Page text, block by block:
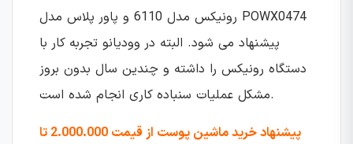
رونیکس مدل 6110 و پاور پلاس مدل POWX0474
پیشنهاد می شود. البته در وودیانو تجربه کار با
دستگاه رونیکس را داشته و چندین سال بدون بروز
مشکل عملیات سنباده کاری انجام شده است.
پیشنهاد خرید ماشین پوست از قیمت 2.000.000 تا